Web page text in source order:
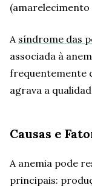
(amarelecimento
A síndrome das
associada à
frequentemente
agrava a
Causas e
A anemia pode
principais: